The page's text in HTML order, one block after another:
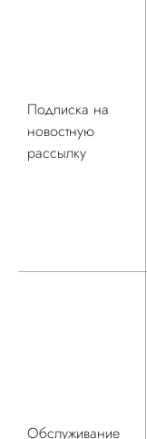
Подписка на
новостную
рассылку
Обслуживание